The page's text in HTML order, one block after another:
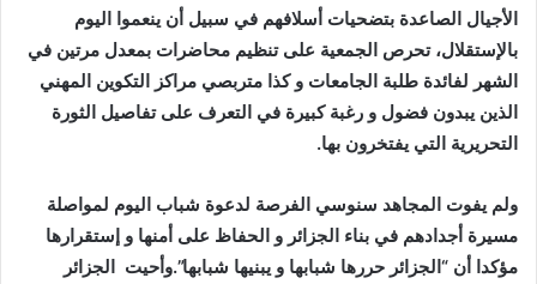
الأجيال الصاعدة بتضحيات أسلافهم في سبيل أن ينعموا اليوم
بالإستقلال، تحرص الجمعية على تنظيم محاضرات بمعدل مرتين في
الشهر لفائدة طلبة الجامعات و كذا متربصي مراكز التكوين المهني
الذين يبدون فضول و رغبة كبيرة في التعرف على تفاصيل الثورة
التحريرية التي يفتخرون بها.
ولم يفوت المجاهد سنوسي الفرصة لدعوة شباب اليوم لمواصلة
مسيرة أجدادهم في بناء الجزائر و الحفاظ على أمنها و إستقرارها
مؤكدا أن “الجزائر حررها شبابها و يبنيها شبابها”.وأحيت الجزائر